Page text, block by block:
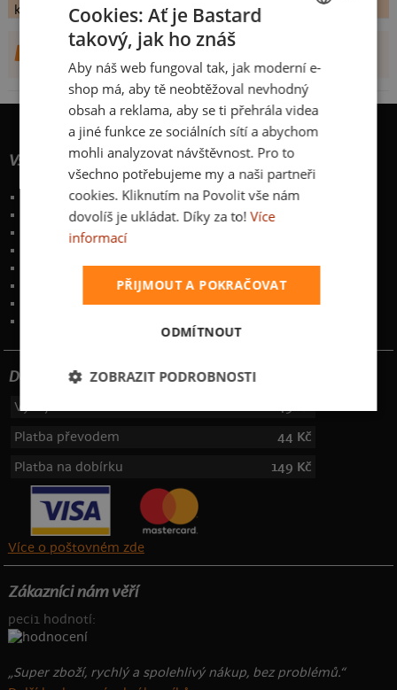
konečné hodnocení:5.46667
DALŠÍ NÁVRHY OD VILIKF
Vše o nákupu
Poštovné a způsoby doručení
Garance výměny či vrácení
Časté otázky
Obchodní podmínky
Ochrana osobních údajů
info@bastard.cz
Dotujeme poštovné
Výdejní místa
Platba převodem
44 Kč
Platba na dobírku
149 Kč
Více o poštovném zde
Zákazníci nám věří
peci1 hodnotí:
„Super zboží, rychlý a spolehlivý nákup, bez problémů.“
SLOVAK
Cookies: Ať je Bastard
takový, jak ho znáš
Aby náš web fungoval tak, jak moderní e-
shop má, aby tě neobtěžoval nevhodný
obsah a reklama, aby se ti přehrála videa
a jiné funkce ze sociálních sítí a abychom
mohli analyzovat návštěvnost. Pro to
všechno potřebujeme my a naši partneři
cookies. Kliknutím na Povolit vše nám
dovolíš je ukládat. Díky za to! Více
informací
PŘIJMOUT A POKRAČOVAT
ODMÍTNOUT
ZOBRAZIT PODROBNOSTI